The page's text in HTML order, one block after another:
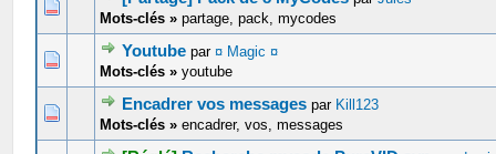
Mots-clés »partage, pack, mycodes
0 Votes - 0 sur 5 en moyenne
12345
Youtube par ¤ Magic ¤
Mots-clés »youtube
0 Votes - 0 sur 5 en moyenne
1 2 345
Encadrer vos messages par Kill123
Mots-clés »encadrer, vos, messages
0 Votes - 0 sur 5 en moyenne
12345